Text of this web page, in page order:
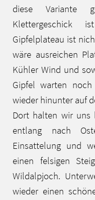
diese Variante
Gipfelplateau ist
wäre ausreichen
Kühler Wind und
Gipfel warten
wieder hinunter auf
Dort halten wir uns
entlang nach
Einsattelung und
einen felsigen
Wildalpjoch.
wieder einen